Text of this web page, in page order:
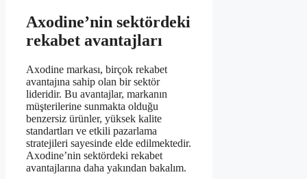
Axodine’nin sektördeki
rekabet avantajları
Axodine markası, birçok rekabet
avantajına sahip olan bir sektör
lideridir. Bu avantajlar, markanın
müşterilerine sunmakta olduğu
benzersiz ürünler, yüksek kalite
standartları ve etkili pazarlama
stratejileri sayesinde elde edilmektedir.
Axodine’nin sektördeki rekabet
avantajlarına daha yakından bakalım.